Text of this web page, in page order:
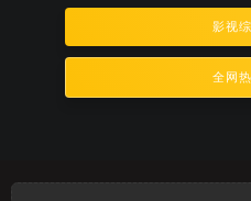
影视
全网